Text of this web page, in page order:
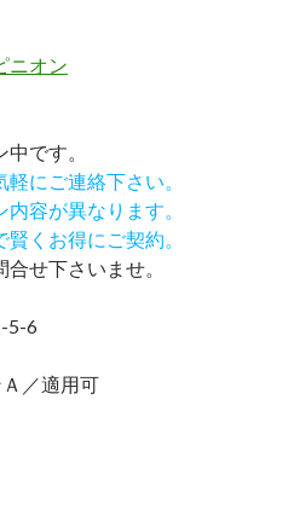
ニオン
です。
にご連絡下さい。
容が異なります。
くお得にご契約。
せ下さいませ。
5-6
／適用可